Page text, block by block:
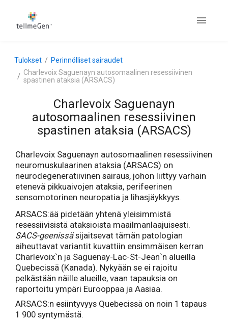
Tulokset
Perinnölliset sairaudet
Charlevoix Saguenayn autosomaalinen resessiivinen
spastinen ataksia (ARSACS)
Charlevoix Saguenayn
autosomaalinen resessiivinen
spastinen ataksia (ARSACS)
Charlevoix Saguenayn autosomaalinen resessiivinen
neuromuskulaarinen ataksia (ARSACS) on
neurodegeneratiivinen sairaus, johon liittyy varhain
etenevä pikkuaivojen ataksia, perifeerinen
sensomotorinen neuropatia ja lihasjäykkyys.
ARSACS:ää pidetään yhtenä yleisimmistä
resessiivisistä ataksioista maailmanlaajuisesti.
SACS-geenissäsijaitsevat tämän patologian
aiheuttavat variantit kuvattiin ensimmäisen kerran
Charlevoix`n ja Saguenay-Lac-St-Jean`n alueilla
Quebecissä (Kanada). Nykyään se ei rajoitu
pelkästään näille alueille, vaan tapauksia on
raportoitu ympäri Eurooppaa ja Aasiaa.
ARSACS:n esiintyvyys Quebecissä on noin 1 tapaus
1 900 syntymästä.